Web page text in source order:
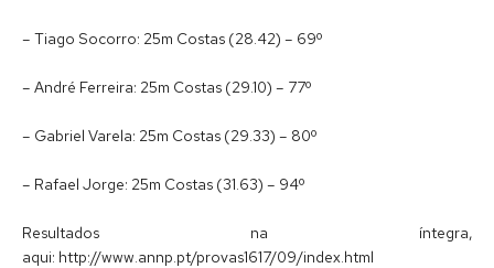
– Tiago Socorro: 25m Costas (28.42) – 69º
– André Ferreira: 25m Costas (29.10) – 77º
– Gabriel Varela: 25m Costas (29.33) – 80º
– Rafael Jorge: 25m Costas (31.63) – 94º
Resultados na íntegra,
aqui: http://www.annp.pt/provas1617/09/index.html